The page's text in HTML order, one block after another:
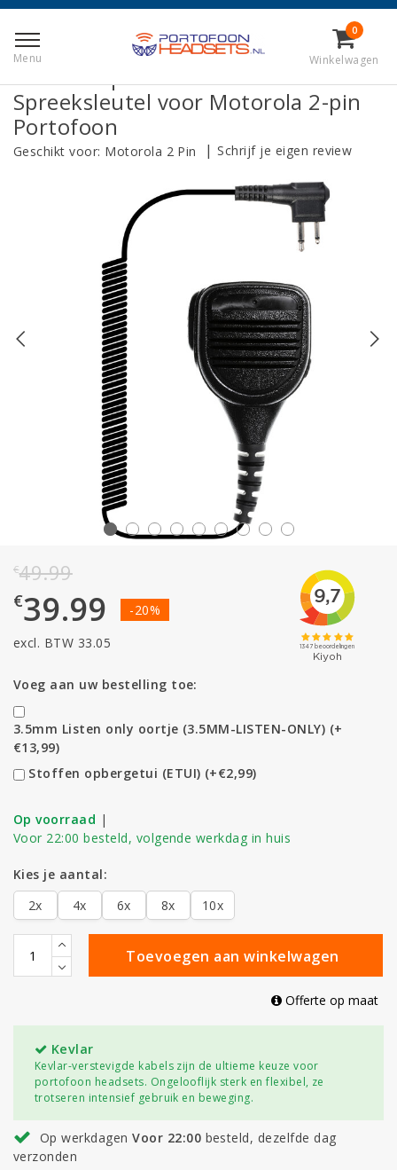
Menu
0
Winkelwagen
Remote Speaker Microfoon / Spreeksleutel
voor Motorola 2-pin Portofoon
Remote Speaker Microfoon /
Spreeksleutel voor Motorola 2-pin
Portofoon
Geschikt voor: Motorola 2 Pin |Schrijf je eigen review
€49.99
€39.99
-20%
excl. BTW 33.05
Voeg aan uw bestelling toe:
3.5mm Listen only oortje (3.5MM-LISTEN-ONLY) (+
€13,99)
Stoffen opbergetui (ETUI) (+€2,99)
Op voorraad |
Voor 22:00 besteld, volgende werkdag in huis
Kies je aantal:
2x
4x 6x 8x 10x
Toevoegen aan winkelwagen
Offerte op maat
Kevlar
Kevlar-verstevigde kabels zijn de ultieme keuze voor
portofoon headsets. Ongelooflijk sterk en flexibel, ze
trotseren intensief gebruik en beweging.
Op werkdagenVoor 22:00 besteld, dezelfde dag
verzonden